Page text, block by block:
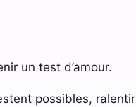
un test d’amour.
possibles, ralentir